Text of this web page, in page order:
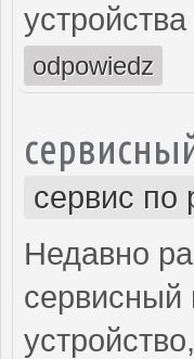
odpowiedz
сервис по
Недавно
сервисный